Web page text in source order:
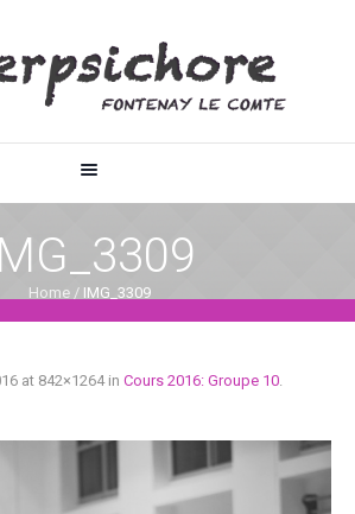
Home / IMG_3309
at 842×1264 in Cours 2016: Groupe 10.